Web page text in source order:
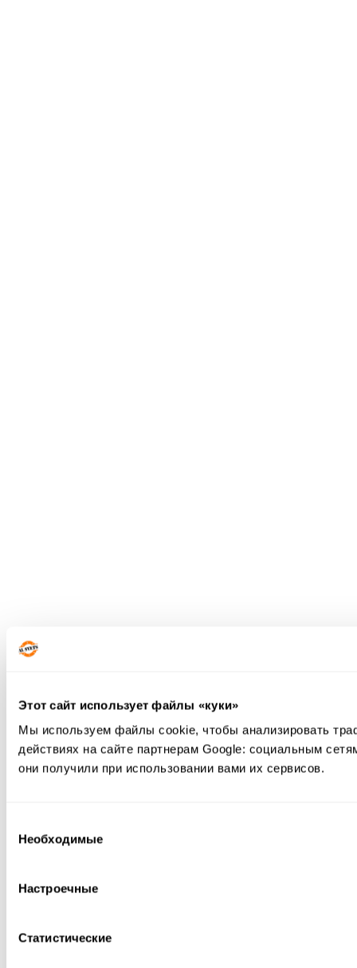
Этот сайт использует файлы «куки»
Мы используем файлы cookie, чтобы анализировать
действиях на сайте партнерам Google: социальным
они получили при использовании вами их сервисов.
согласия
Необходимые
Настроечные
Статистические